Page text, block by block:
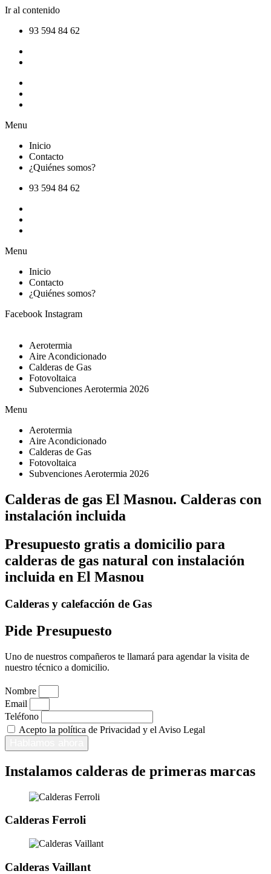
Ir al contenido
93 594 84 62
Menu
Inicio
Contacto
¿Quiénes somos?
93 594 84 62
Menu
Inicio
Contacto
¿Quiénes somos?
Facebook Instagram
Aerotermia
Aire Acondicionado
Calderas de Gas
Fotovoltaica
Subvenciones Aerotermia 2026
Menu
Aerotermia
Aire Acondicionado
Calderas de Gas
Fotovoltaica
Subvenciones Aerotermia 2026
Calderas de gas El Masnou. Calderas con
instalación incluida
Presupuesto gratis a domicilio para
calderas de gas natural con instalación
incluida en El Masnou
Calderas y calefacción de Gas
Pide Presupuesto
Uno de nuestros compañeros te llamará para agendar la visita de
nuestro técnico a domicilio.
Nombre
Email
Teléfono
Acepto la política de Privacidad y el Aviso Legal
Instalamos calderas de primeras marcas
Calderas Ferroli
Calderas Vaillant